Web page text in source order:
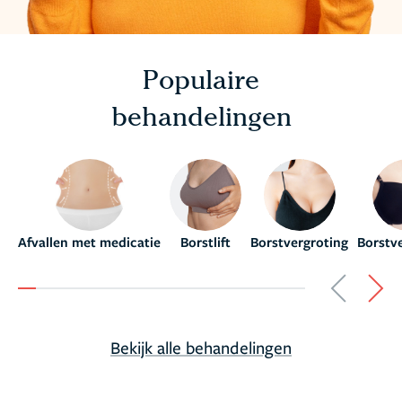
Populaire
behandelingen
Afvallen met medicatie Borstlift Borstvergroting
Bekijk alle behandelingen